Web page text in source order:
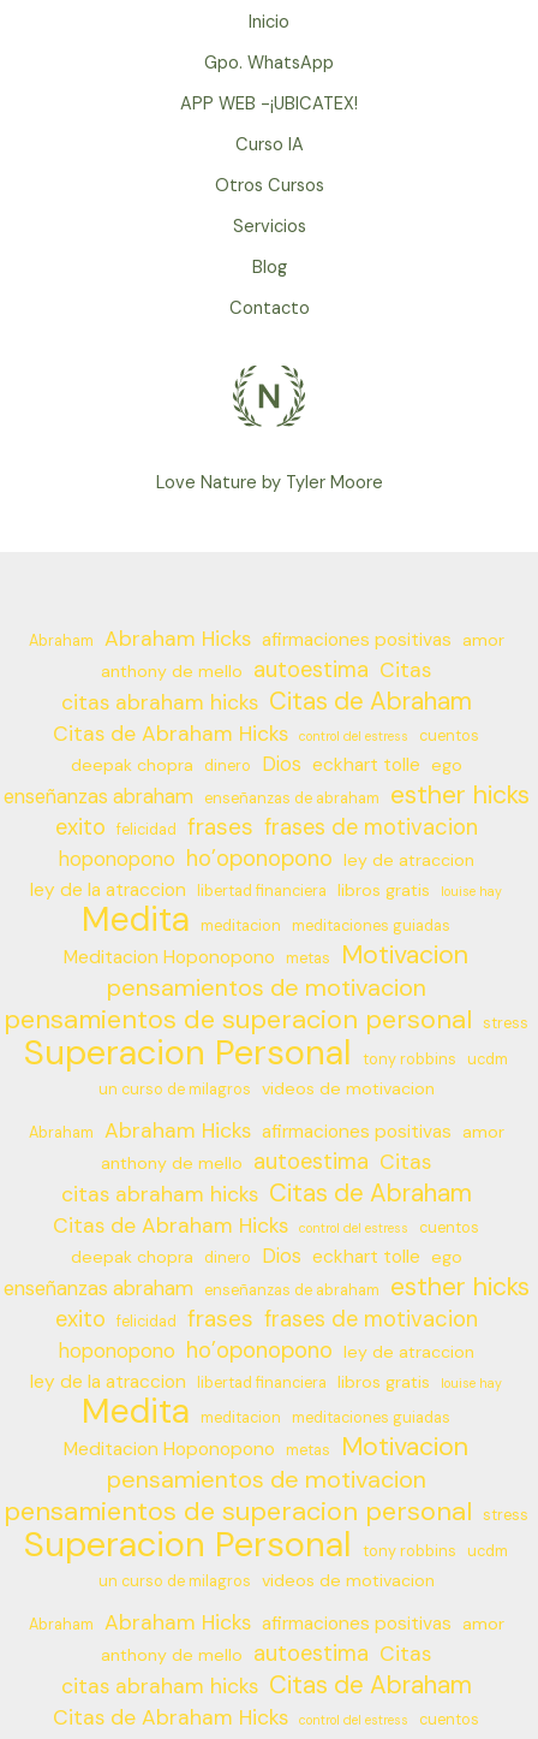
Inicio
Gpo. WhatsApp
APP WEB -¡UBICATEX!
Curso IA
Otros Cursos
Servicios
Blog
Contacto
Love Nature by Tyler Moore
Abraham Abraham Hicks afirmaciones positivas
amor
anthony de mello
autoestima Citas
citas abraham hicks Citas de Abraham
Citas de Abraham Hicks control del estress cuentos
deepak chopra dinero Dios eckhart tolle ego
enseñanzas abraham enseñanzas de abraham esther hicks
exito felicidad frases frases de motivacion
hoponopono ho’oponopono ley de atraccion
ley de la atraccion libertad financiera libros gratis louise hay
Medita meditacion meditaciones guiadas
Meditacion Hoponopono metas Motivacion
pensamientos de motivacion
pensamientos de superacion personal stress
Superacion Personal tony robbins
ucdm
un curso de milagros
videos de motivacion
Abraham Abraham Hicks afirmaciones positivas
amor
anthony de mello
autoestima Citas
citas abraham hicks Citas de Abraham
Citas de Abraham Hicks control del estress cuentos
deepak chopra dinero Dios eckhart tolle ego
enseñanzas abraham enseñanzas de abraham esther hicks
exito felicidad frases frases de motivacion
hoponopono ho’oponopono ley de atraccion
ley de la atraccion libertad financiera libros gratis louise hay
Medita meditacion meditaciones guiadas
Meditacion Hoponopono metas Motivacion
pensamientos de motivacion
pensamientos de superacion personal stress
Superacion Personal tony robbins
ucdm
un curso de milagros
videos de motivacion
Abraham Abraham Hicks afirmaciones positivas
amor
anthony de mello
autoestima Citas
citas abraham hicks Citas de Abraham
Citas de Abraham Hicks control del estress cuentos